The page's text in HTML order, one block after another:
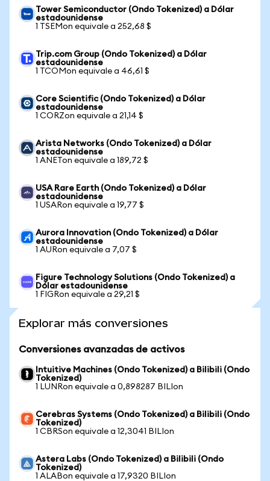
Tower Semiconductor (Ondo Tokenized) a Dólar
estadounidense
1 TSEMon equivale a 252,68 $
Trip.com Group (Ondo Tokenized) a Dólar
estadounidense
1 TCOMon equivale a 46,61 $
Core Scientific (Ondo Tokenized) a Dólar
estadounidense
1 CORZon equivale a 21,14 $
Arista Networks (Ondo Tokenized) a Dólar
estadounidense
1 ANETon equivale a 189,72 $
USA Rare Earth (Ondo Tokenized) a Dólar
estadounidense
1 USARon equivale a 19,77 $
Aurora Innovation (Ondo Tokenized) a Dólar
estadounidense
1 AURon equivale a 7,07 $
Figure Technology Solutions (Ondo Tokenized) a
Dólar estadounidense
1 FIGRon equivale a 29,21 $
Explorar más conversiones
Conversiones avanzadas de activos
Intuitive Machines (Ondo Tokenized) a Bilibili (Ondo
Tokenized)
1 LUNRon equivale a 0,898287 BILIon
Cerebras Systems (Ondo Tokenized) a Bilibili (Ondo
Tokenized)
1 CBRSon equivale a 12,3041 BILIon
Astera Labs (Ondo Tokenized) a Bilibili (Ondo
Tokenized)
1 ALABon equivale a 17,9320 BILIon